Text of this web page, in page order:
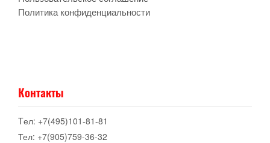
Политика конфиденциальности
Контакты
Tел: +7(495)101-81-81
Тел: +7(905)759-36-32